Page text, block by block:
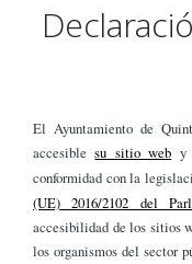
El Ayuntamiento de
accesiblesu sitio web y
conformidad con la
(UE) 2016/2102 del
accesibilidad de los sitios
los organismos del sector